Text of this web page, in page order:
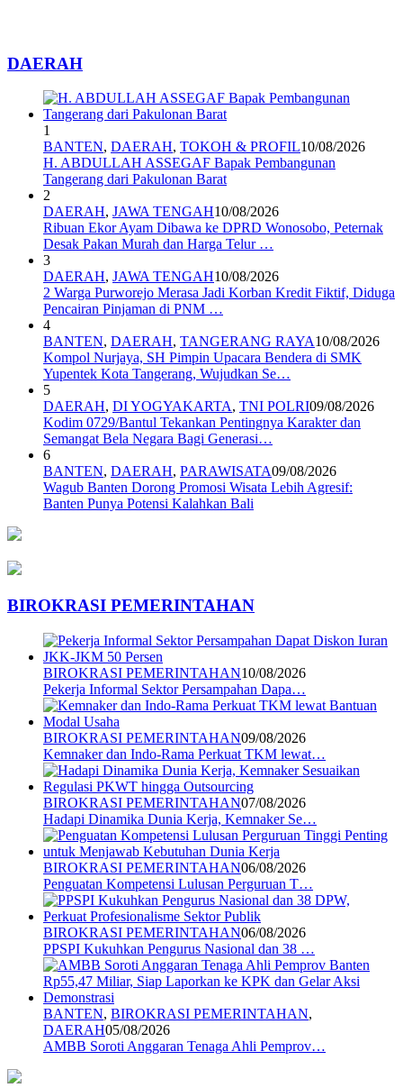
DAERAH
1
BANTEN, DAERAH, TOKOH & PROFIL10/08/2026
H. ABDULLAH ASSEGAF Bapak Pembangunan
Tangerang dari Pakulonan Barat
2
DAERAH, JAWA TENGAH10/08/2026
Ribuan Ekor Ayam Dibawa ke DPRD Wonosobo, Peternak
Desak Pakan Murah dan Harga Telur …
3
DAERAH, JAWA TENGAH10/08/2026
2 Warga Purworejo Merasa Jadi Korban Kredit Fiktif, Diduga
Pencairan Pinjaman di PNM …
4
BANTEN, DAERAH, TANGERANG RAYA10/08/2026
Kompol Nurjaya, SH Pimpin Upacara Bendera di SMK
Yupentek Kota Tangerang, Wujudkan Se…
5
DAERAH, DI YOGYAKARTA, TNI POLRI09/08/2026
Kodim 0729/Bantul Tekankan Pentingnya Karakter dan
Semangat Bela Negara Bagi Generasi…
6
BANTEN, DAERAH, PARAWISATA09/08/2026
Wagub Banten Dorong Promosi Wisata Lebih Agresif:
Banten Punya Potensi Kalahkan Bali
BIROKRASI PEMERINTAHAN
BIROKRASI PEMERINTAHAN10/08/2026
Pekerja Informal Sektor Persampahan Dapa…
BIROKRASI PEMERINTAHAN09/08/2026
Kemnaker dan Indo-Rama Perkuat TKM lewat…
BIROKRASI PEMERINTAHAN07/08/2026
Hadapi Dinamika Dunia Kerja, Kemnaker Se…
BIROKRASI PEMERINTAHAN06/08/2026
Penguatan Kompetensi Lulusan Perguruan T…
BIROKRASI PEMERINTAHAN06/08/2026
PPSPI Kukuhkan Pengurus Nasional dan 38 …
BANTEN, BIROKRASI PEMERINTAHAN,
DAERAH05/08/2026
AMBB Soroti Anggaran Tenaga Ahli Pemprov…